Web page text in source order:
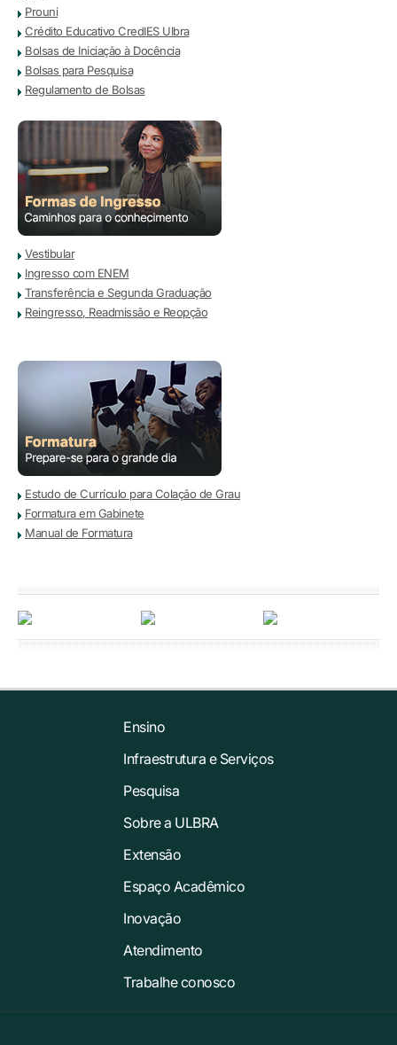
Prouni
Crédito Educativo CredIES Ulbra
Bolsas de Iniciação à Docência
Bolsas para Pesquisa
Regulamento de Bolsas
Vestibular
Ingresso com ENEM
Transferência e Segunda Graduação
Reingresso, Readmissão e Reopção
Estudo de Currículo para Colação de Grau
Formatura em Gabinete
Manual de Formatura
Ensino
Infraestrutura e Serviços
Pesquisa
Sobre a ULBRA
Extensão
Espaço Acadêmico
Inovação
Atendimento
Trabalhe conosco